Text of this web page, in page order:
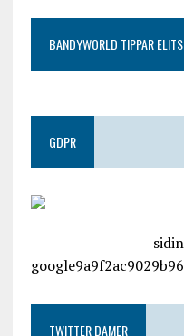
BANDYWORLD TIPPAR
GDPR
TWITTER DAMER